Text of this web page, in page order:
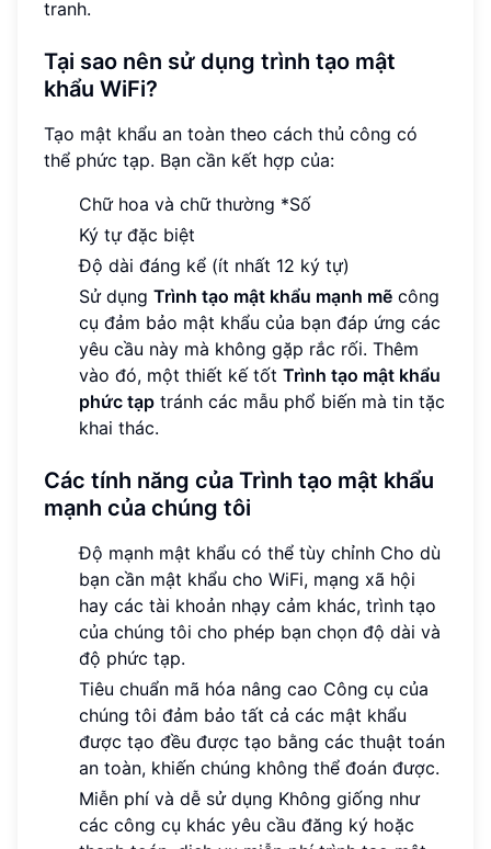
tranh.
Tại sao nên sử dụng trình tạo mật
khẩu WiFi?
Tạo mật khẩu an toàn theo cách thủ công có
thể phức tạp. Bạn cần kết hợp của:
Chữ hoa và chữ thường *Số
Ký tự đặc biệt
Độ dài đáng kể (ít nhất 12 ký tự)
Sử dụng Trình tạo mật khẩu mạnh mẽ công
cụ đảm bảo mật khẩu của bạn đáp ứng các
yêu cầu này mà không gặp rắc rối. Thêm
vào đó, một thiết kế tốt Trình tạo mật khẩu
phức tạp tránh các mẫu phổ biến mà tin tặc
khai thác.
Các tính năng của Trình tạo mật khẩu
mạnh của chúng tôi
Độ mạnh mật khẩu có thể tùy chỉnh Cho dù
bạn cần mật khẩu cho WiFi, mạng xã hội
hay các tài khoản nhạy cảm khác, trình tạo
của chúng tôi cho phép bạn chọn độ dài và
độ phức tạp.
Tiêu chuẩn mã hóa nâng cao Công cụ của
chúng tôi đảm bảo tất cả các mật khẩu
được tạo đều được tạo bằng các thuật toán
an toàn, khiến chúng không thể đoán được.
Miễn phí và dễ sử dụng Không giống như
các công cụ khác yêu cầu đăng ký hoặc